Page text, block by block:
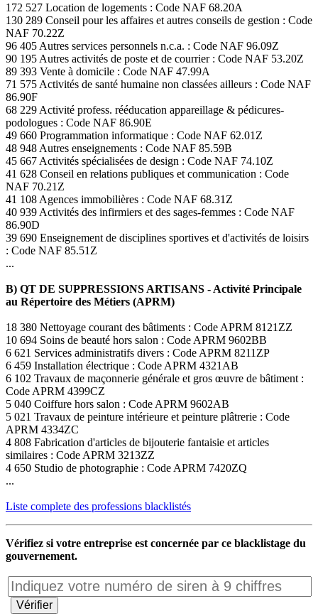
172 527 Location de logements : Code NAF 68.20A
130 289 Conseil pour les affaires et autres conseils de gestion : Code
NAF 70.22Z
96 405 Autres services personnels n.c.a. : Code NAF 96.09Z
90 195 Autres activités de poste et de courrier : Code NAF 53.20Z
89 393 Vente à domicile : Code NAF 47.99A
71 575 Activités de santé humaine non classées ailleurs : Code NAF
86.90F
68 229 Activité profess. rééducation appareillage & pédicures-
podologues : Code NAF 86.90E
49 660 Programmation informatique : Code NAF 62.01Z
48 948 Autres enseignements : Code NAF 85.59B
45 667 Activités spécialisées de design : Code NAF 74.10Z
41 628 Conseil en relations publiques et communication : Code
NAF 70.21Z
41 108 Agences immobilières : Code NAF 68.31Z
40 939 Activités des infirmiers et des sages-femmes : Code NAF
86.90D
39 690 Enseignement de disciplines sportives et d'activités de loisirs
: Code NAF 85.51Z
...
B) QT DE SUPPRESSIONS ARTISANS - Activité Principale
au Répertoire des Métiers (APRM)
18 380 Nettoyage courant des bâtiments : Code APRM 8121ZZ
10 694 Soins de beauté hors salon : Code APRM 9602BB
6 621 Services administratifs divers : Code APRM 8211ZP
6 459 Installation électrique : Code APRM 4321AB
6 102 Travaux de maçonnerie générale et gros œuvre de bâtiment :
Code APRM 4399CZ
5 040 Coiffure hors salon : Code APRM 9602AB
5 021 Travaux de peinture intérieure et peinture plâtrerie : Code
APRM 4334ZC
4 808 Fabrication d'articles de bijouterie fantaisie et articles
similaires : Code APRM 3213ZZ
4 650 Studio de photographie : Code APRM 7420ZQ
...
Liste complete des professions blacklistés
Vérifiez si votre entreprise est concernée par ce blacklistage du
gouvernement.